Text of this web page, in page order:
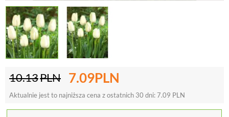
10.13PLN 7.09PLN
Aktualnie jest to najniższa cena z ostatnich 30 dni:7.09 PLN